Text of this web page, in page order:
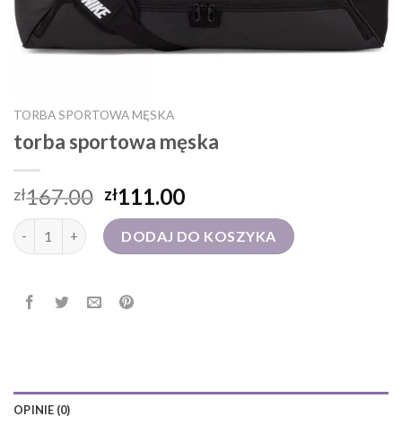
TORBA SPORTOWA MĘSKA
torba sportowa męska
zł167.00 zł111.00
ilość torba sportowa męskaDODAJ DO KOSZYKA
OPINIE (0)